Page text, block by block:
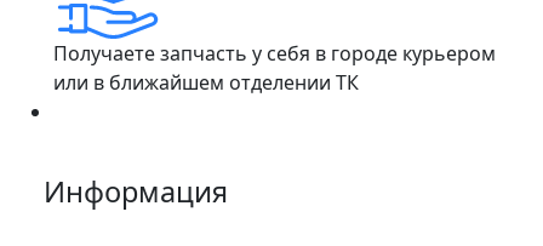
Получаете запчасть у себя в городе курьером
или в ближайшем отделении ТК
Информация